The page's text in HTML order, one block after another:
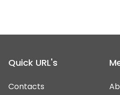
Quick URL's
Contacts